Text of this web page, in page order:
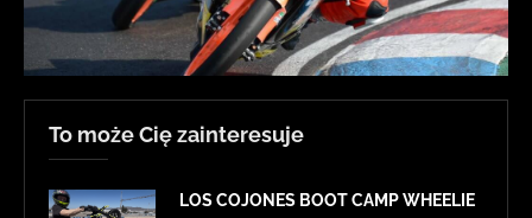
To może Cię zainteresuje
LOS COJONES BOOT CAMP WHEELIE